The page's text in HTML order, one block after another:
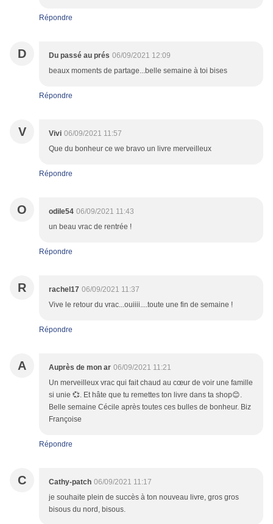
Répondre
D Du passé au prés 06/09/2021 12:09
beaux moments de partage...belle semaine à toi bises
Répondre
V Vivi 06/09/2021 11:57
Que du bonheur ce we bravo un livre merveilleux
Répondre
O odile54 06/09/2021 11:43
un beau vrac de rentrée !
Répondre
R rachel17 06/09/2021 11:37
Vive le retour du vrac...ouiiii....toute une fin de semaine !
Répondre
A Auprès de mon ar 06/09/2021 11:21
Un merveilleux vrac qui fait chaud au cœur de voir une famille
si unie 💞. Et hâte que tu remettes ton livre dans ta shop😊.
Belle semaine Cécile après toutes ces bulles de bonheur. Biz
Françoise
Répondre
C Cathy-patch 06/09/2021 11:17
je souhaite plein de succès à ton nouveau livre, gros gros
bisous du nord, bisous.